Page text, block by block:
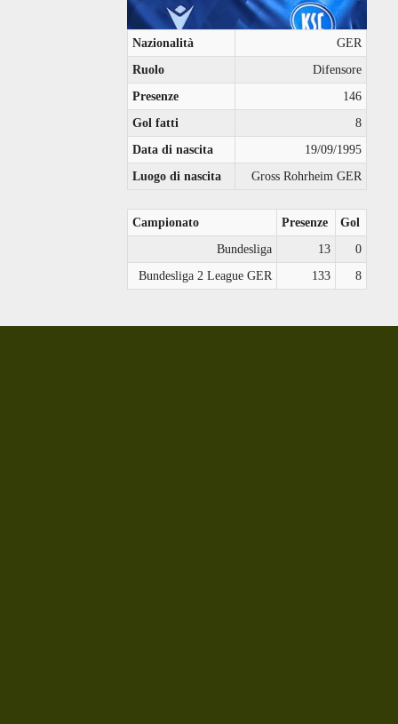
Nazionalità
GER
Ruolo
Difensore
Presenze
146
Gol fatti
8
Data di nascita
19/09/1995
Luogo di nascita
Gross Rohrheim GER
Campionato Presenze
Gol
Bundesliga
13
0
Bundesliga 2 League GER
133 8